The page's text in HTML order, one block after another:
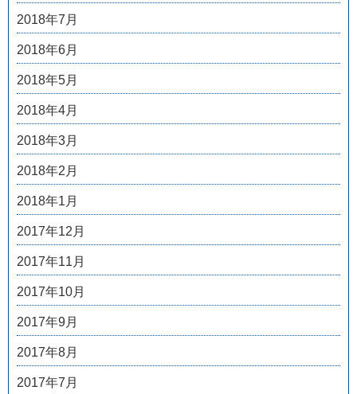
2018年7月
2018年6月
2018年5月
2018年4月
2018年3月
2018年2月
2018年1月
2017年12月
2017年11月
2017年10月
2017年9月
2017年8月
2017年7月